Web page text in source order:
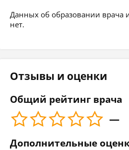
Данных об образовании врача
нет.
Отзывы и оценки
Общий рейтинг врача
—
Дополнительные